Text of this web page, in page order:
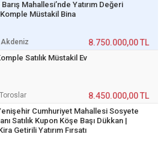
Mahallesi’nde Yatırım Değeri
Müstakil Bina
8.750.000,00 TL
Satılık Müstakil Ev
8.450.000,00 TL
Cumhuriyet Mahallesi Sosyete
Satılık Kupon Köşe Başı Dükkan |
Getirili Yatırım Fırsatı